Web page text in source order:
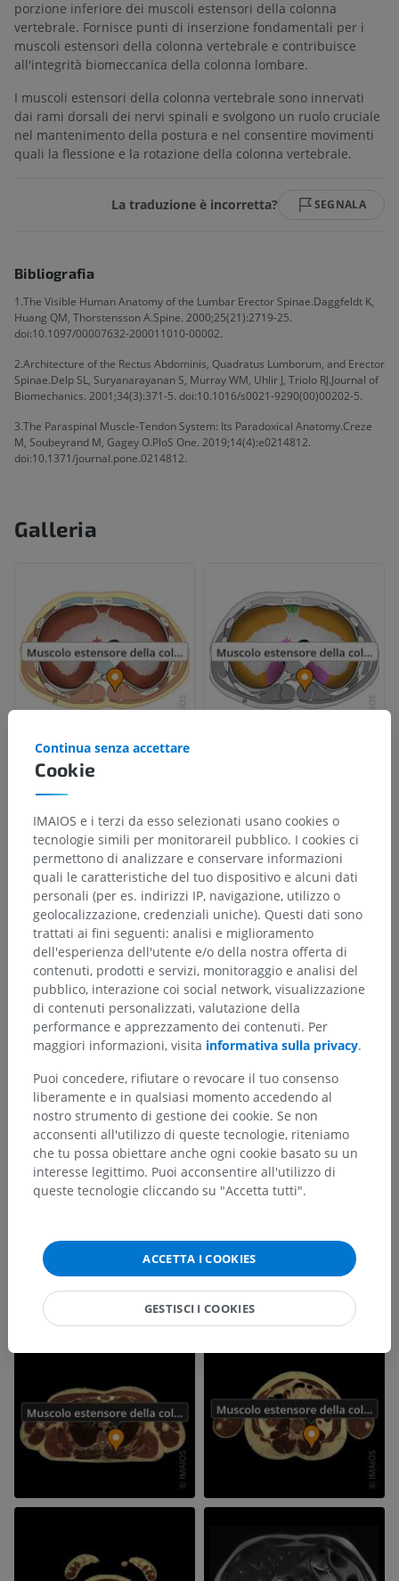
porzione inferiore dei muscoli estensori della colonna
vertebrale. Fornisce punti di inserzione fondamentali per i
muscoli estensori della colonna vertebrale e contribuisce
all'integrità biomeccanica della colonna lombare.
I muscoli estensori della colonna vertebrale sono innervati
dai rami dorsali dei nervi spinali e svolgono un ruolo cruciale
nel mantenimento della postura e nel consentire movimenti
quali la flessione e la rotazione della colonna vertebrale.
La traduzione è incorretta? SEGNALA
Bibliografia
1.The Visible Human Anatomy of the Lumbar Erector Spinae.Daggfeldt K,
Huang QM, Thorstensson A.Spine. 2000;25(21):2719-25.
doi:10.1097/00007632-200011010-00002.
2.Architecture of the Rectus Abdominis, Quadratus Lumborum, and Erector
Spinae.Delp SL, Suryanarayanan S, Murray WM, Uhlir J, Triolo RJ.Journal of
Biomechanics. 2001;34(3):371-5. doi:10.1016/s0021-9290(00)00202-5.
3.The Paraspinal Muscle-Tendon System: Its Paradoxical Anatomy.Creze
M, Soubeyrand M, Gagey O.PloS One. 2019;14(4):e0214812.
doi:10.1371/journal.pone.0214812.
Galleria
Cookie
Continua senza accettare
IMAIOS e i terzi da esso selezionati usano cookies o
tecnologie simili per monitorareil pubblico. I cookies ci
permettono di analizzare e conservare informazioni
quali le caratteristiche del tuo dispositivo e alcuni dati
personali (per es. indirizzi IP, navigazione, utilizzo o
geolocalizzazione, credenziali uniche). Questi dati sono
trattati ai fini seguenti: analisi e miglioramento
dell'esperienza dell'utente e/o della nostra offerta di
contenuti, prodotti e servizi, monitoraggio e analisi del
pubblico, interazione coi social network, visualizzazione
di contenuti personalizzati, valutazione della
performance e apprezzamento dei contenuti. Per
maggiori informazioni, visita informativa sulla privacy.
Puoi concedere, rifiutare o revocare il tuo consenso
liberamente e in qualsiasi momento accedendo al
nostro strumento di gestione dei cookie. Se non
acconsenti all'utilizzo di queste tecnologie, riteniamo
che tu possa obiettare anche ogni cookie basato su un
interesse legittimo. Puoi acconsentire all'utilizzo di
queste tecnologie cliccando su "Accetta tutti".
ACCETTA I COOKIES
GESTISCI I COOKIES